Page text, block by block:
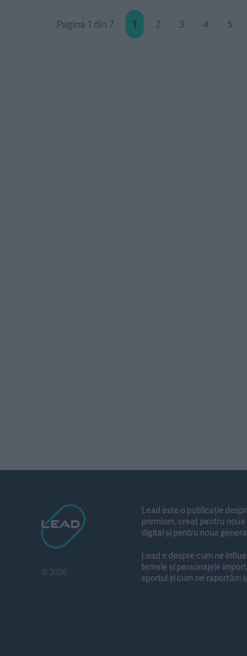
Pagina 1 din 7 1 2 3 4 5
© 2026
Lead este o publicație
premium, creat pentru
digital și pentru noua
Lead e despre cum ne
temele și personajele
sportul și cum ne raportăm